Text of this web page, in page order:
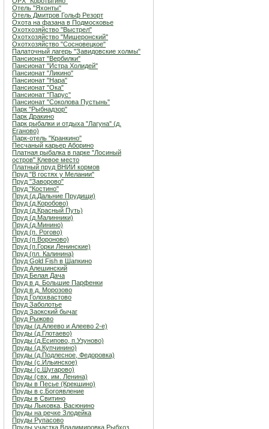
Отель "Яхонты"
Отель Дмитров Гольф Резорт
Охота на фазана в Подмосковье
Охотхозяйство "Выстрел"
Охотхозяйство "Мишеронский"
Охотхозяйство "Сосновецкое"
Палаточный лагерь "Завидовские холмы"
Пансионат "Вербилки"
Пансионат "Истра Холидей"
Пансионат "Ликино"
Пансионат "Нара"
Пансионат "Ока"
Пансионат "Парус"
Пансионат "Соколова Пустынь"
Парк "Рыбнадзор"
Парк Дракино
Парк рыбалки и отдыха "Лагуна" (д.
Еганово)
Парк-отель "Кранкино"
Песчаный карьер Аборино
Платная рыбалка в парке "Лосиный
остров" Клевое место
Платный пруд ВНИИ кормов
Пруд "В гостях у Мелании"
Пруд "Заворово"
Пруд "Костино"
Пруд (д.Дальние Прудищи)
Пруд (д.Коробово)
Пруд (д.Красный Путь)
Пруд (д.Малинники)
Пруд (д.Минино)
Пруд (п. Рогово)
Пруд (п.Вороново)
Пруд (п.Горки Ленинские)
Пруд (пл. Калинина)
Пруд Gold Fish в Шапкино
Пруд Алешинский
Пруд Белая Дача
Пруд в д. Большие Парфенки
Пруд в д. Морозово
Пруд Голохвастово
Пруд Заболотье
Пруд Заокский бычаг
Пруд Рыжово
Пруды (д.Алеево и Алеево 2-е)
Пруды (д.Глотаево)
Пруды (д.Есипово, п.Узуново)
Пруды (д.Купчинино)
Пруды (д.Подлесное, Федоровка)
Пруды (с.Ильинское)
Пруды (с.Шугарово)
Пруды (свх. им. Ленина)
Пруды в Песье (Крекшино)
Пруды в с.Богоявление
Пруды в Свитино
Пруды Лыковка, Васюнино
Пруды на речке Злодейка
Пруды Рупасово
Пруды участка Владимировка Рыбхоз